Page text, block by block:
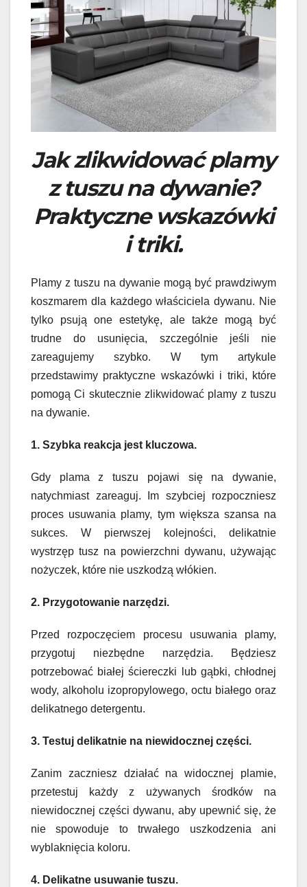
Jak zlikwidować plamy
z tuszu na dywanie?
Praktyczne wskazówki
i triki.
Plamy z tuszu na dywanie mogą być prawdziwym
koszmarem dla każdego właściciela dywanu. Nie
tylko psują one estetykę, ale także mogą być
trudne do usunięcia, szczególnie jeśli nie
zareagujemy szybko. W tym artykule
przedstawimy praktyczne wskazówki i triki, które
pomogą Ci skutecznie zlikwidować plamy z tuszu
na dywanie.
1. Szybka reakcja jest kluczowa.
Gdy plama z tuszu pojawi się na dywanie,
natychmiast zareaguj. Im szybciej rozpoczniesz
proces usuwania plamy, tym większa szansa na
sukces. W pierwszej kolejności, delikatnie
wystrzęp tusz na powierzchni dywanu, używając
nożyczek, które nie uszkodzą włókien.
2. Przygotowanie narzędzi.
Przed rozpoczęciem procesu usuwania plamy,
przygotuj niezbędne narzędzia. Będziesz
potrzebować białej ściereczki lub gąbki, chłodnej
wody, alkoholu izopropylowego, octu białego oraz
delikatnego detergentu.
3. Testuj delikatnie na niewidocznej części.
Zanim zaczniesz działać na widocznej plamie,
przetestuj każdy z używanych środków na
niewidocznej części dywanu, aby upewnić się, że
nie spowoduje to trwałego uszkodzenia ani
wyblaknięcia koloru.
4. Delikatne usuwanie tuszu.